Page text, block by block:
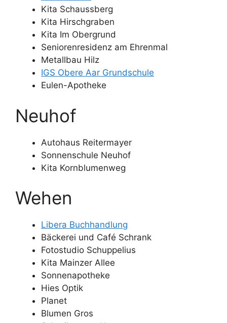
Kita Schaussberg
Kita Hirschgraben
Kita Im Obergrund
Seniorenresidenz am Ehrenmal
Metallbau Hilz
IGS Obere Aar Grundschule
Eulen-Apotheke
Neuhof
Autohaus Reitermayer
Sonnenschule Neuhof
Kita Kornblumenweg
Wehen
Libera Buchhandlung
Bäckerei und Café Schrank
Fotostudio Schuppelius
Kita Mainzer Allee
Sonnenapotheke
Hies Optik
Planet
Blumen Gros